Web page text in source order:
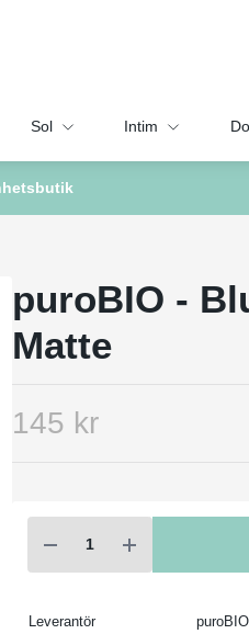
Sol Intim
puroBIO -
Matte
145 kr
Leverantör puroBIO